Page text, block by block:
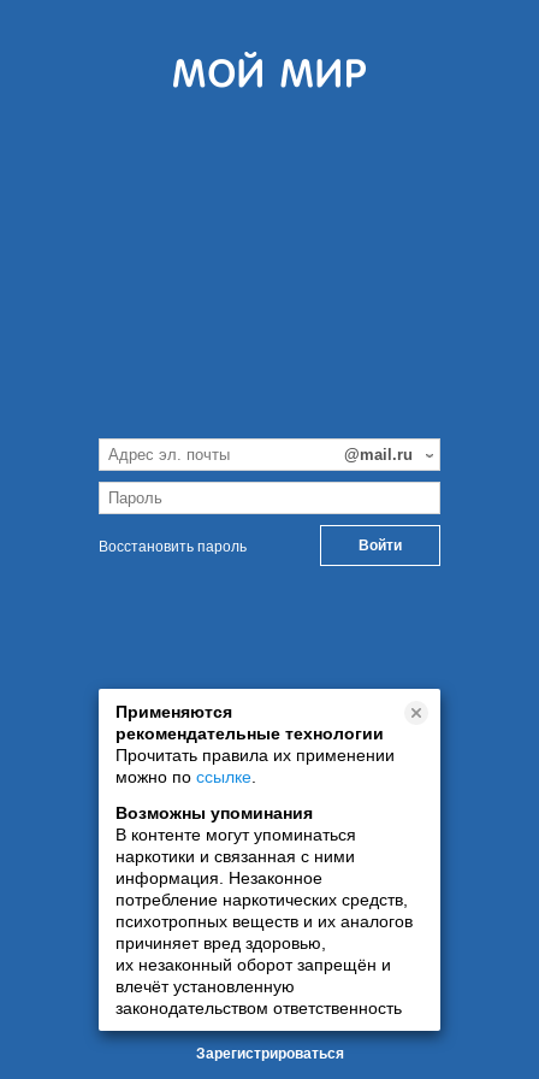
Восстановить пароль
Применяются
рекомендательные технологии
Прочитать правила их применении
можно по ссылке
Возможны упоминания
В контенте могут упоминаться
наркотики и связанная с ними
информация. Незаконное
потребление наркотических средств,
психотропных веществ и их аналогов
причиняет вред здоровью,
их незаконный оборот запрещён и
влечёт установленную
законодательством ответственность
Зарегистрироваться